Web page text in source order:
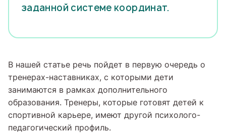
заданной системе координат.
В нашей статье речь пойдет в первую очередь о
тренерах-наставниках, с которыми дети
занимаются в рамках дополнительного
образования. Тренеры, которые готовят детей к
спортивной карьере, имеют другой психолого-
педагогический профиль.